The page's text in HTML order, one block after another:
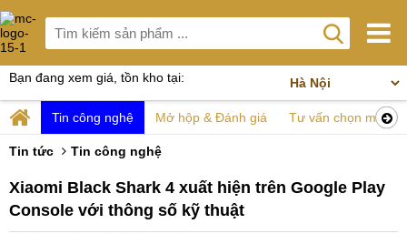
Bạn đang xem giá, tồn kho tại:
Tin công nghệ Mở hộp & Đánh giá Tư vấn chọn mua
Tin tức Tin công nghệ
Xiaomi Black Shark 4 xuất hiện trên Google Play
Console với thông số kỹ thuật